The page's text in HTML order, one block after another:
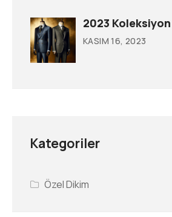
2023 Koleksiyon
KASIM 16, 2023
Kategoriler
Özel Dikim